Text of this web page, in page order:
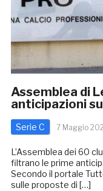
Assemblea di
anticipazioni
Serie C 7 Maggio
L’Assemblea dei 60
filtrano le prime
Secondo il portale
sulle proposte di […]